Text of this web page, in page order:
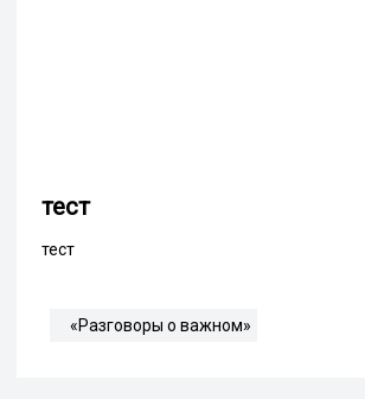
тест
тест
«Разговоры о важном»